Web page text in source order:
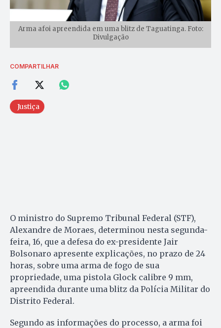
Arma afoi apreendida em uma blitz de Taguatinga. Foto:
Divulgação
COMPARTILHAR
Justiça
O ministro do Supremo Tribunal Federal (STF),
Alexandre de Moraes, determinou nesta segunda-
feira, 16, que a defesa do ex-presidente Jair
Bolsonaro apresente explicações, no prazo de 24
horas, sobre uma arma de fogo de sua
propriedade, uma pistola Glock calibre 9 mm,
apreendida durante uma blitz da Polícia Militar do
Distrito Federal.
Segundo as informações do processo, a arma foi